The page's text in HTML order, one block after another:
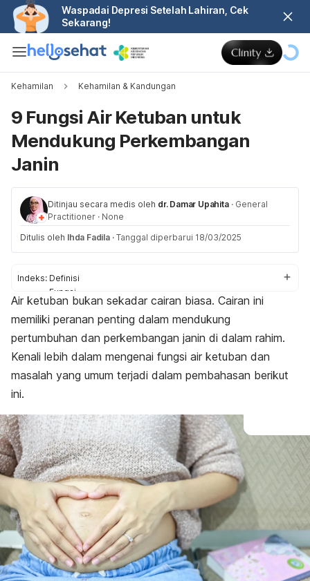
Waspadai Depresi Setelah Lahiran, Cek
Sekarang!
Kehamilan Kehamilan & Kandungan
9 Fungsi Air Ketuban untuk
Mendukung Perkembangan
Janin
Ditinjau secara medis oleh dr. Damar Upahita · General
Practitioner · None
Ditulis oleh Ihda Fadila · Tanggal diperbarui 18/03/2025
Indeks: Definisi
Fungsi
Fakta
Masalah
Air ketuban bukan sekadar cairan biasa. Cairan ini
memiliki peranan penting dalam mendukung
pertumbuhan dan perkembangan janin di dalam rahim.
Kenali lebih dalam mengenai fungsi air ketuban dan
masalah yang umum terjadi dalam pembahasan berikut
ini.